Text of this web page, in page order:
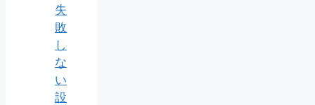
失
敗
し
な
い
設